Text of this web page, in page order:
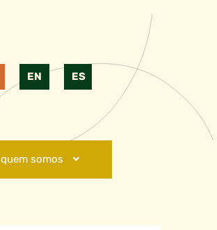
EN ES
quem somos